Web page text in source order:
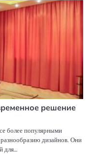
решение
более популярными
дизайнов. Они
для…